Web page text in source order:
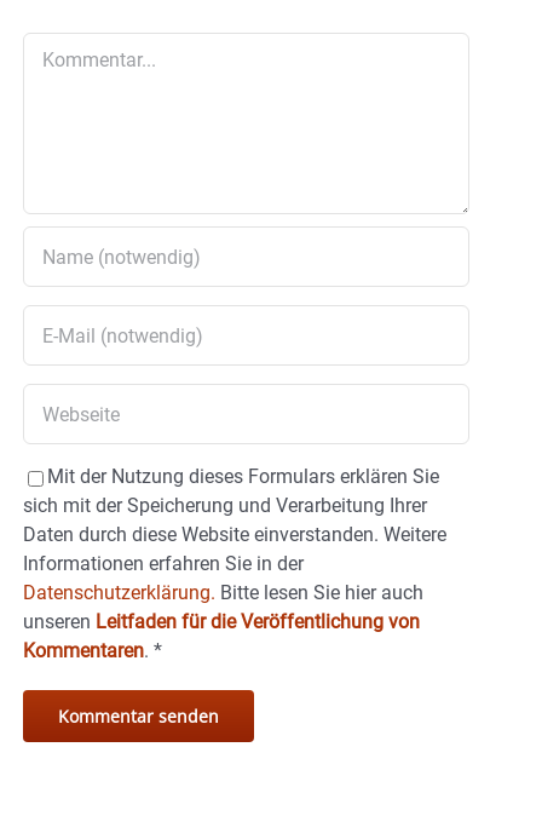
Mit der Nutzung dieses Formulars erklären Sie
sich mit der Speicherung und Verarbeitung Ihrer
Daten durch diese Website einverstanden. Weitere
Informationen erfahren Sie in der
Datenschutzerklärung. Bitte lesen Sie hier auch
unseren Leitfaden für die Veröffentlichung von
Kommentaren. *